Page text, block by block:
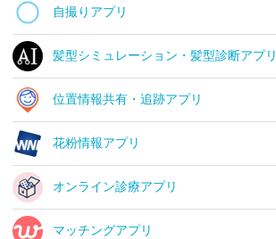
自撮りアプリ
髪型シミュレーション・髪型診断アプリ
位置情報共有・追跡アプリ
花粉情報アプリ
オンライン診療アプリ
マッチングアプリ